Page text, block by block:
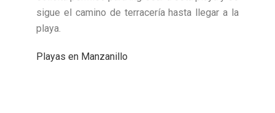
sigue el camino de terracería hasta llegar a la
playa.
Playas en Manzanillo